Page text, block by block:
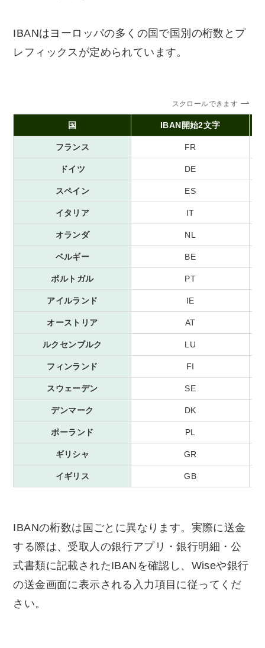
IBANはヨーロッパの多くの国で国別の桁数とプ
レフィックスが定められています。
スクロールできます
国 IBAN開始2文字
フランス FR
ドイツ DE
スペイン ES
イタリア IT
オランダ NL
ベルギー BE
ポルトガル PT
アイルランド IE
オーストリア AT
ルクセンブルク LU
フィンランド FI
スウェーデン SE
デンマーク DK
ポーランド PL
ギリシャ GR
イギリス GB
IBANの桁数は国ごとに異なります。実際に送金
する際は、受取人の銀行アプリ・銀行明細・公
式書類に記載されたIBANを確認し、Wiseや銀行
の送金画面に表示される入力項目に従ってくだ
さい。